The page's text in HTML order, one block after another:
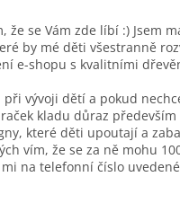
že se Vám zde líbí :) Jsem
by mé děti všestranně
e-shopu s kvalitními
vývoji dětí a pokud
kladu důraz
které děti upoutají a
vím, že se za ně mohu
na telefonní číslo